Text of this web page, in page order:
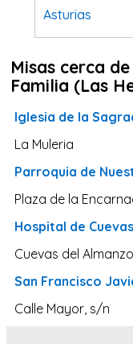
Asturias
Tarragona
Navarra
Valladolid
Sevilla
La Coruña
Santa Cruz de
Cantabria
Islas Baleares
Las Palmas
Málaga
Alicante
Misas cerca
Familia (Las
Iglesia de la
La Muleria
Parroquia de
Plaza de la
Hospital de
Cuevas del
San Francisco
Calle Mayor, s/n